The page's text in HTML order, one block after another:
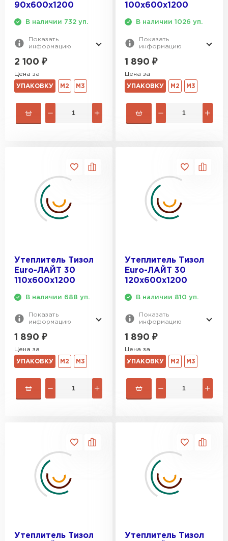
90х600х1200
В наличии 732 уп.
Показать
информацию
2 100 ₽
Цена за
УПАКОВКУ М2 М3
100х600х1200
В наличии 1026 уп.
Показать
информацию
1 890 ₽
Цена за
УПАКОВКУ М2 М3
Утеплитель Тизол
Euro-ЛАЙТ 30
110х600х1200
В наличии 688 уп.
Показать
информацию
1 890 ₽
Цена за
УПАКОВКУ М2 М3
Утеплитель Тизол
Euro-ЛАЙТ 30
120х600х1200
В наличии 810 уп.
Показать
информацию
1 890 ₽
Цена за
УПАКОВКУ М2 М3
Утеплитель Тизол
Утеплитель Тизол